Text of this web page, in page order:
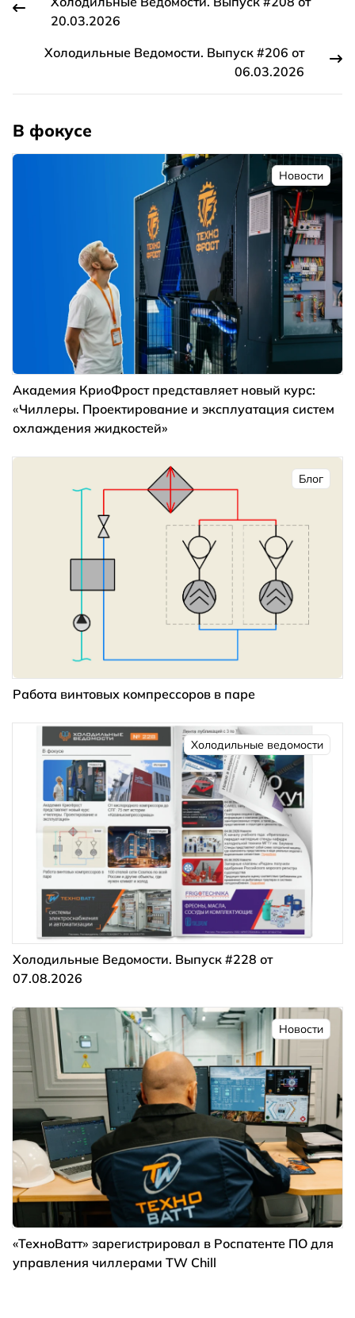
20.03.2026
Холодильные Ведомости. Выпуск #206 от
06.03.2026
В фокусе
Новости
Академия КриоФрост представляет новый курс:
«Чиллеры. Проектирование и эксплуатация систем
охлаждения жидкостей»
Блог
Работа винтовых компрессоров в паре
Холодильные ведомости
Холодильные Ведомости. Выпуск #228 от
07.08.2026
Новости
«ТехноВатт» зарегистрировал в Роспатенте ПО для
управления чиллерами TW Chill